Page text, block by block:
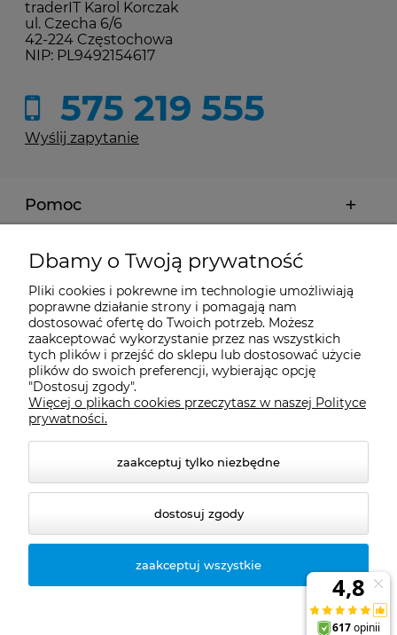
traderIT Karol Korczak
ul. Czecha 6/6
42-224 Częstochowa
NIP: PL9492154617
575 219 555
Wyślij zapytanie
Pomoc
Moje konto
Płatności i dostawa
Informacje
O nas
© 2026 naturazdrowie.pl. Wszelkie prawa zastrzeżone.
Sklep internetowy
Dbamy o Twoją prywatność
Pliki cookies i pokrewne im technologie umożliwiają
poprawne działanie strony i pomagają nam
dostosować ofertę do Twoich potrzeb. Możesz
zaakceptować wykorzystanie przez nas wszystkich
tych plików i przejść do sklepu lub dostosować użycie
plików do swoich preferencji, wybierając opcję
"Dostosuj zgody".
Więcej o plikach cookies przeczytasz w naszej Polityce
prywatności.
zaakceptuj tylko niezbędne
dostosuj zgody
zaakceptuj wszystkie